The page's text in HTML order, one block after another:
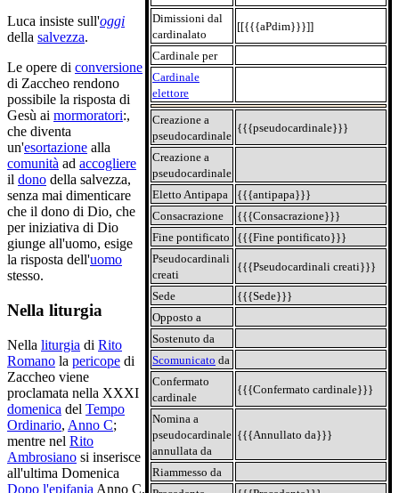
Dimissioni dal
cardinalato
[[{{{aPdim}}}]]
Cardinale per
Cardinale
elettore
Creazione a
pseudocardinale
{{{pseudocardinale}}}
Creazione a
pseudocardinale
Eletto Antipapa
{{{antipapa}}}
Consacrazione
{{{Consacrazione}}}
Fine pontificato
{{{Fine pontificato}}}
Pseudocardinali
creati
{{{Pseudocardinali creati}}}
Sede
{{{Sede}}}
Opposto a
Sostenuto da
Scomunicato da
Confermato
cardinale
{{{Confermato cardinale}}}
Nomina a
pseudocardinale
annullata da
{{{Annullato da}}}
Riammesso da
Luca insiste sull'oggi
della salvezza.
Le opere di conversione
di Zaccheo rendono
possibile la risposta di
Gesù ai mormoratori:,
che diventa
un'esortazione alla
comunità ad accogliere
il dono della salvezza,
senza mai dimenticare
che il dono di Dio, che
per iniziativa di Dio
giunge all'uomo, esige
la risposta dell'uomo
stesso.
Nella liturgia
Nella liturgia di Rito
Romano la pericope di
Zaccheo viene
proclamata nella XXXI
domenica del Tempo
Ordinario, Anno C;
mentre nel Rito
Ambrosiano si inserisce
all'ultima Domenica
Dopo l'epifania Anno C.